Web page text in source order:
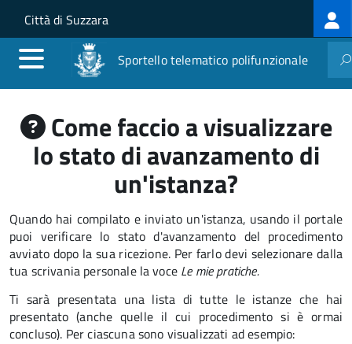
Salta al contenuto principale
Skip to site navigation
Città di Suzzara
Sportello telematico polifunzionale
Come faccio a visualizzare
lo stato di avanzamento di
un'istanza?
Quando hai compilato e inviato un'istanza, usando il portale
puoi verificare lo stato d'avanzamento del procedimento
avviato dopo la sua ricezione. Per farlo devi selezionare dalla
tua scrivania personale la voce Le mie pratiche.
Ti sarà presentata una lista di tutte le istanze che hai
presentato (anche quelle il cui procedimento si è ormai
concluso). Per ciascuna sono visualizzati ad esempio: